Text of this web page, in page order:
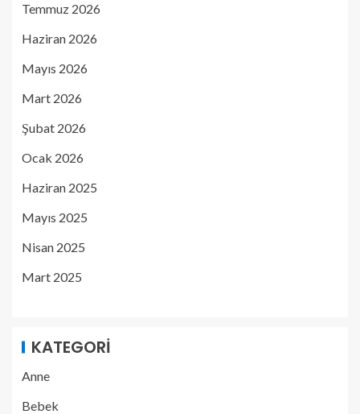
Temmuz 2026
Haziran 2026
Mayıs 2026
Mart 2026
Şubat 2026
Ocak 2026
Haziran 2025
Mayıs 2025
Nisan 2025
Mart 2025
KATEGORI
Anne
Bebek